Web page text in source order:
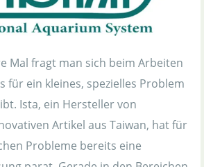
Mal fragt man sich beim Arbeiten
für ein kleines, spezielles Problem
Ista, ein Hersteller von
Artikel aus Taiwan, hat für
Probleme bereits eine